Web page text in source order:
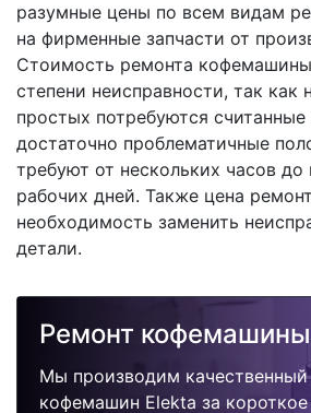
разумные цены по всем видам
на фирменные запчасти от
Стоимость ремонта кофемашины
степени неисправности, так как
простых потребуются
достаточно проблематичные
требуют от нескольких часов до
рабочих дней. Также цена
необходимость заменить
детали.
Ремонт кофемашины
Мы производим
кофемашин Elekta за